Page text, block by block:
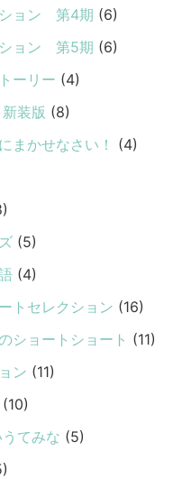
ョン 第4期 (6)
ョン 第5期 (6)
ーリー (4)
装版 (8)
まかせなさい！
(4)
(5)
(4)
トセレクション (16)
ショートショート (11)
ン (11)
(10)
てみな (5)